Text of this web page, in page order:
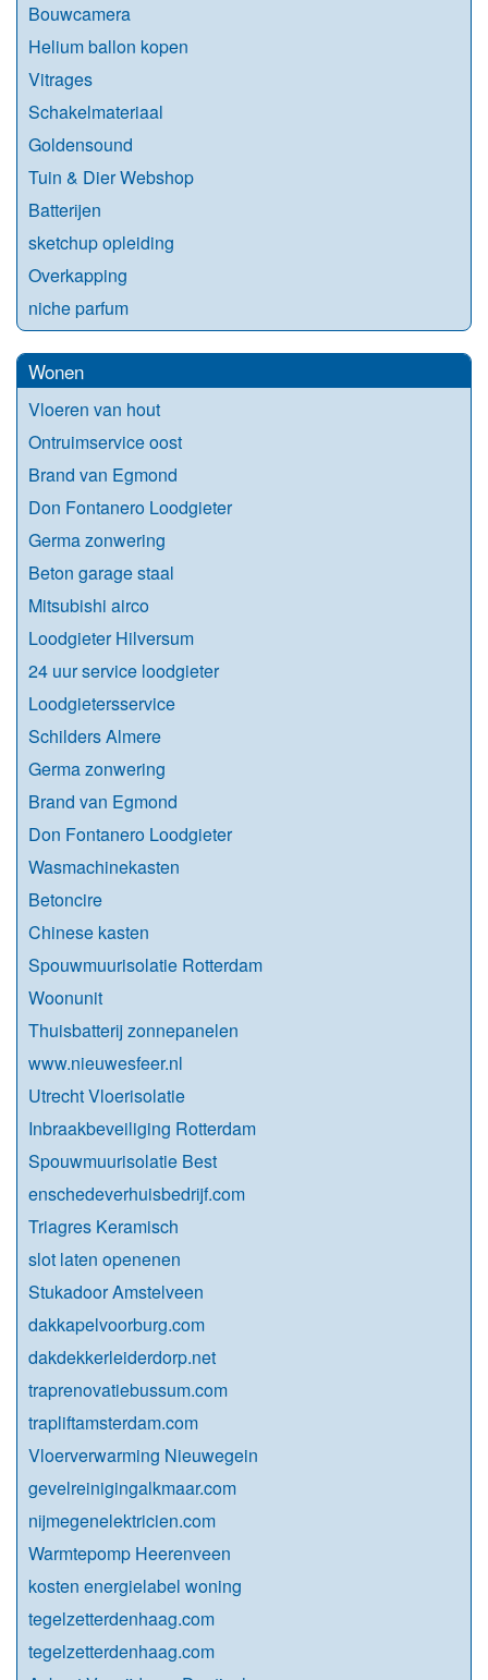
Bouwcamera
Helium ballon kopen
Vitrages
Schakelmateriaal
Goldensound
Tuin & Dier Webshop
Batterijen
sketchup opleiding
Overkapping
niche parfum
Wonen
Vloeren van hout
Ontruimservice oost
Brand van Egmond
Don Fontanero Loodgieter
Germa zonwering
Beton garage staal
Mitsubishi airco
Loodgieter Hilversum
24 uur service loodgieter
Loodgietersservice
Schilders Almere
Germa zonwering
Brand van Egmond
Don Fontanero Loodgieter
Wasmachinekasten
Betoncire
Chinese kasten
Spouwmuurisolatie Rotterdam
Woonunit
Thuisbatterij zonnepanelen
www.nieuwesfeer.nl
Utrecht Vloerisolatie
Inbraakbeveiliging Rotterdam
Spouwmuurisolatie Best
enschedeverhuisbedrijf.com
Triagres Keramisch
slot laten openenen
Stukadoor Amstelveen
dakkapelvoorburg.com
dakdekkerleiderdorp.net
traprenovatiebussum.com
trapliftamsterdam.com
Vloerverwarming Nieuwegein
gevelreinigingalkmaar.com
nijmegenelektricien.com
Warmtepomp Heerenveen
kosten energielabel woning
tegelzetterdenhaag.com
tegelzetterdenhaag.com